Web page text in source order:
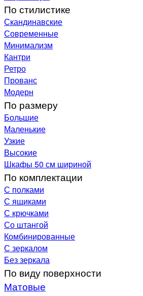
По стилистике
Скандинавские
Современные
Минимализм
Кантри
Ретро
Прованс
Модерн
По размеру
Большие
Маленькие
Узкие
Высокие
Шкафы 50 см шириной
По комплектации
С полками
С ящиками
С крючками
Со штангой
Комбинированные
С зеркалом
Без зеркала
По виду поверхности
Матовые